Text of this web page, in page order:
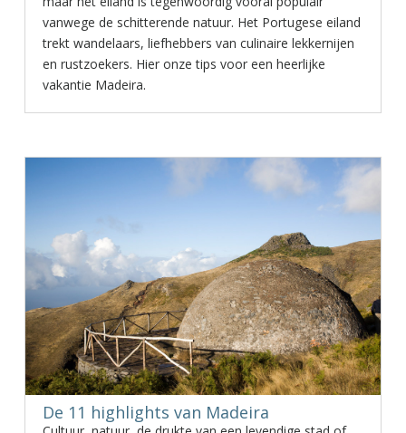
vanwege de schitterende natuur. Het Portugese eiland
trekt wandelaars, liefhebbers van culinaire lekkernijen
en rustzoekers. Hier onze tips voor een heerlijke
vakantie Madeira.
De 11 highlights van Madeira